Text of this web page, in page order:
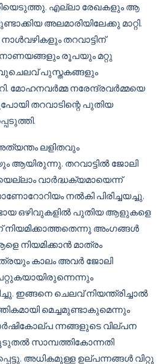
എല്ലാ രേഖകളും ആ
അലമാരിയിലേക്കു മാറ്റി.
തറവാട്ടിന്
രൂപയും മറ്റു
പുസ്തകങ്ങളും
മോഹനവർമ്മ നരേന്ദ്രവർമ്മയെ
തറവാടിന്റെ പുതിയ
ലളിതവും
ആയിരുന്നു. തറവാട്ടിൽ ജോലി
വാർദ്ധക്യമായെന്ന്
നൽകി പിരിച്ചയച്ചു.
ഒഴിവുകളിൽ പുതിയ ആളുകളെ
നിയമിക്കാത്തതെന്നു അംഗങ്ങൾ
നിയമിക്കാൻ മാത്രം
കാലം അവർ ജോലി
ഇങ്ങനെ ചെലവ് നിയന്ത്രിച്ചാൽ
മെച്ചമുണ്ടാകുമെന്നും
ന്നങ്ങളുടെ വില്പന
സാമ്പത്തികോന്നതി
അധികമുള്ള ഉല്പന്നങ്ങൾ വിറ്റു